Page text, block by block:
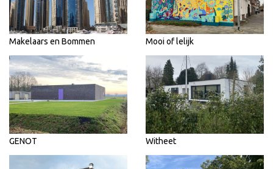
Makelaars en Bommen Mooi of lelijk
GENOT Witheet